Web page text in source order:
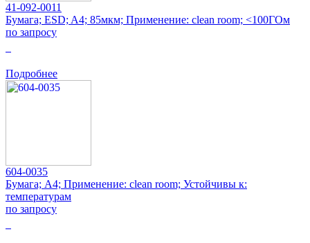
41-092-0011
Бумага; ESD; A4; 85мкм; Применение: clean room; <100ГОм
по запросу
Подробнее
604-0035
Бумага; A4; Применение: clean room; Устойчивы к:
температурам
по запросу